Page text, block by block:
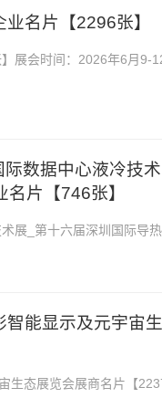
名片【2296张】
展会时间：2026年6月9-
数据中心液冷技术
片【746张】
展_第十六届深圳国际导热
能显示及元宇宙生
生态展览会展商名片【